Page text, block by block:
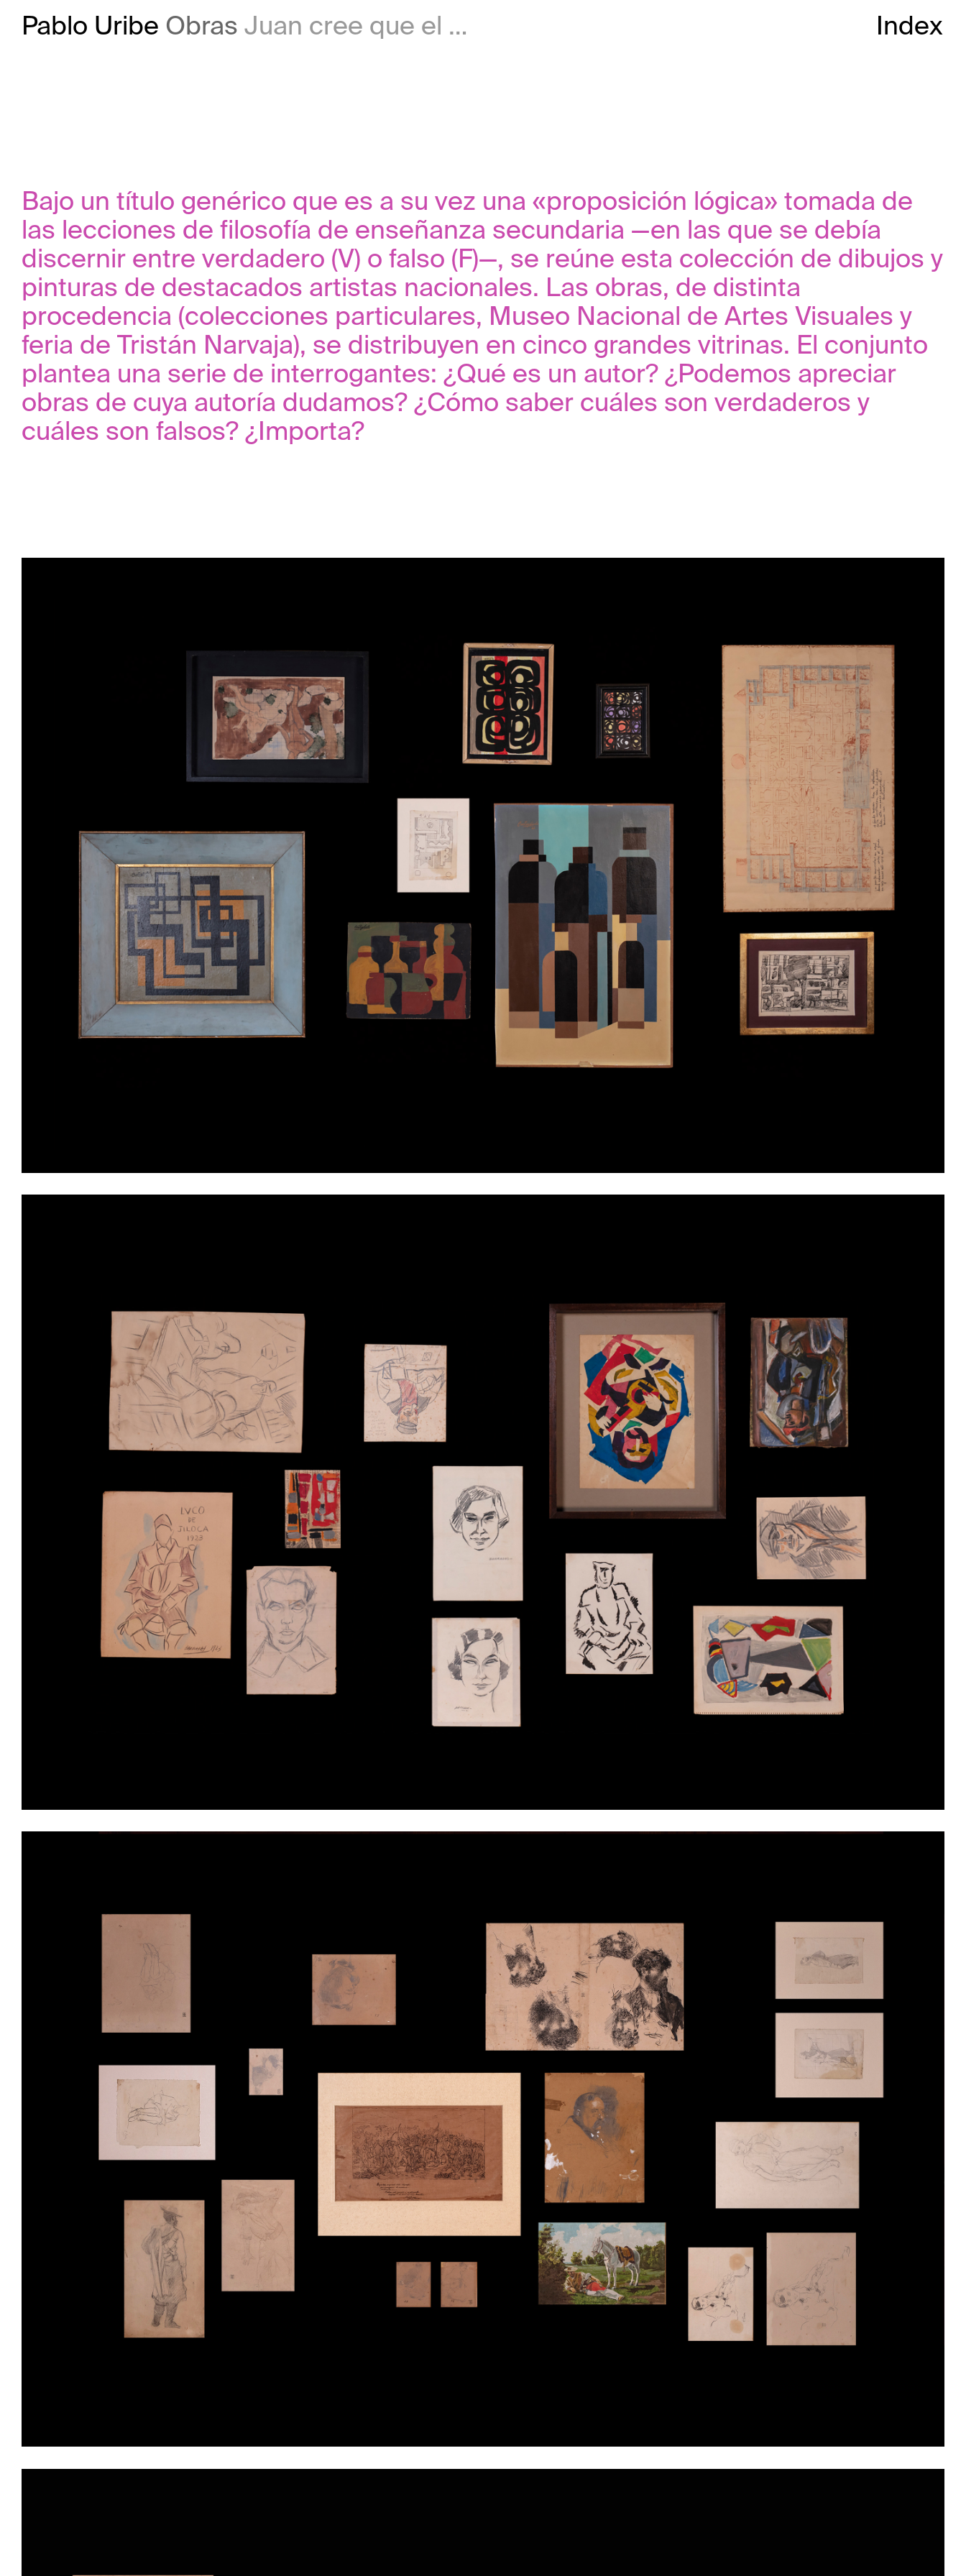
Pablo Uribe Obras Juan cree que el sol es una estrella Index
Bajo un título genérico que es a su vez una «proposición lógica» tomada de
las lecciones de filosofía de enseñanza secundaria —en las que se debía
discernir entre verdadero (V) o falso (F)—, se reúne esta colección de dibujos y
pinturas de destacados artistas nacionales. Las obras, de distinta
procedencia (colecciones particulares, Museo Nacional de Artes Visuales y
feria de Tristán Narvaja), se distribuyen en cinco grandes vitrinas. El conjunto
plantea una serie de interrogantes: ¿Qué es un autor? ¿Podemos apreciar
obras de cuya autoría dudamos? ¿Cómo saber cuáles son verdaderos y
cuáles son falsos? ¿Importa?